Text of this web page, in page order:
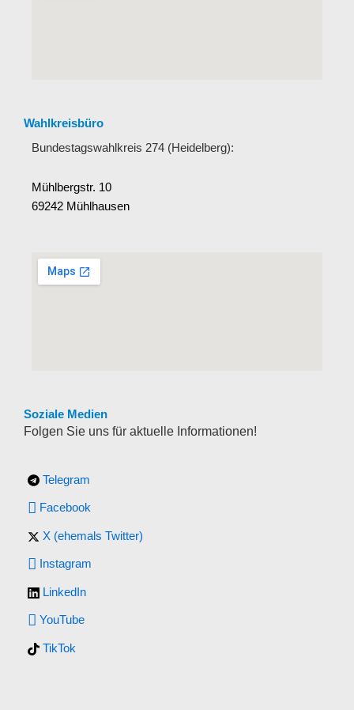
Wahlkreisbüro
Bundestagswahlkreis 274 (Heidelberg):
Mühlbergstr. 10
69242 Mühlhausen
Soziale Medien
Folgen Sie uns für aktuelle Informationen!
Telegram
Facebook
X (ehemals Twitter)
Instagram
LinkedIn
YouTube
TikTok